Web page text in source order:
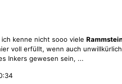
kenne nicht sooo viele
voll erfüllt, wenn auch
Inkers gewesen sein, ...